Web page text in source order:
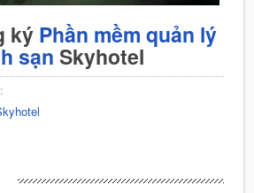
ký Phần mềm quản lý
sạn Skyhotel